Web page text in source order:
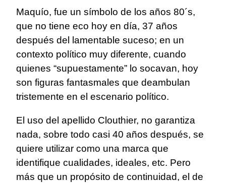
Maquío, fue un símbolo de los años 80´s,
que no tiene eco hoy en día, 37 años
después del lamentable suceso; en un
contexto político muy diferente, cuando
quienes “supuestamente” lo socavan, hoy
son figuras fantasmales que deambulan
tristemente en el escenario político.
El uso del apellido Clouthier, no garantiza
nada, sobre todo casi 40 años después, se
quiere utilizar como una marca que
identifique cualidades, ideales, etc. Pero
más que un propósito de continuidad, el de